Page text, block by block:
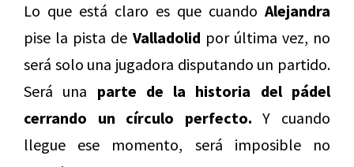
Lo que está claro es que cuando Alejandra
pise la pista de Valladolid por última vez, no
será solo una jugadora disputando un partido.
Será una parte de la historia del pádel
cerrando un círculo perfecto. Y cuando
llegue ese momento, será imposible no